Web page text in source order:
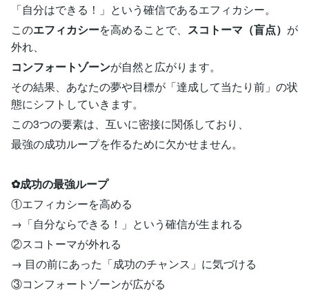
「自分はできる！」という確信であるエフィカシー。
このエフィカシーを高めることで、 スコトーマ（盲点） が
外れ、
コンフォートゾーンが自然と広がります。
その結果、あなたの夢や目標が「達成して当たり前」の状
態にシフトしていきます。
この3つの要素は、互いに密接に関係しており、
最強の成功ループを作るために欠かせません。
✿成功の最強ループ
①エフィカシーを高める
→「自分ならできる！」という確信が生まれる
②スコトーマが外れる
→ 目の前にあった「成功のチャンス」に気づける
③コンフォートゾーンが広がる